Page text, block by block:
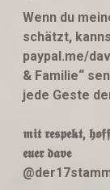
Wenn du
schätzt,
paypal.me/
& Familie“
jede Geste
𝖒𝖎𝖙 𝖗𝖊𝖘𝖕𝖊𝖐𝖙,
𝖊𝖚𝖊𝖗 𝖉𝖆𝖛𝖊